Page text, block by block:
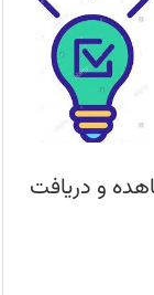
و دریافت